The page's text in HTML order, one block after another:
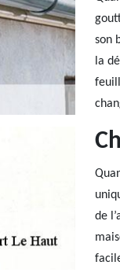
son
la
de